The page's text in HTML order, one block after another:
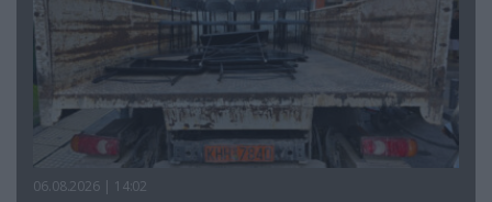
06.08.2026 | 14:02